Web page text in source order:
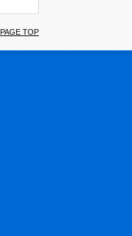
PAGE TOP